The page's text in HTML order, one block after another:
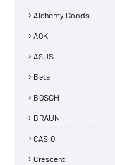
Alchemy Goods
AOK
ASUS
Beta
BOSCH
BRAUN
CASIO
Crescent